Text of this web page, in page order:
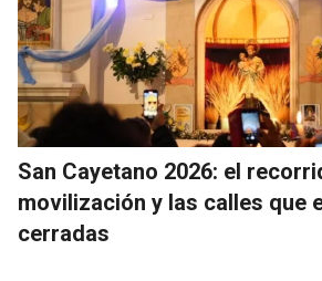
San Cayetano 2026: el
movilización y las calles que
cerradas